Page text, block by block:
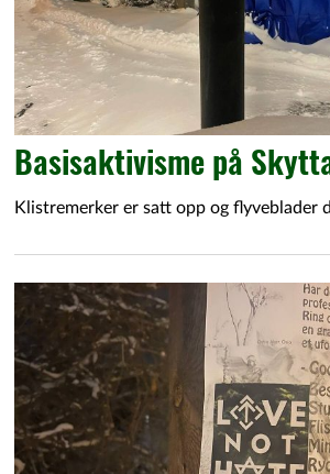
Basisaktivisme på
Klistremerker er satt opp og flyveblader